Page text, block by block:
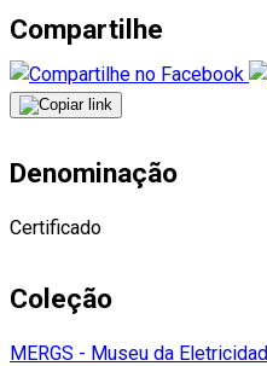
Compartilhe
Denominação
Certificado
Coleção
MERGS - Museu da